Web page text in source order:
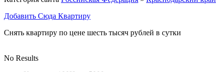
Добавить Сюда Квартиру
Снять квартиру по цене шесть тысяч рублей в сутки
No Results